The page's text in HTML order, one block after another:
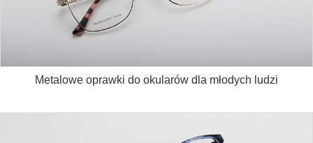
Metalowe oprawki do okularów dla młodych ludzi